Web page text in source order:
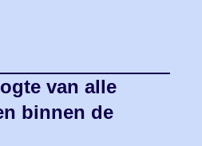
van alle
binnen de